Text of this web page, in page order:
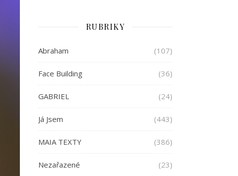
RUBRIKY
Abraham (107)
Face Building (36)
GABRIEL (24)
Já Jsem (443)
MAIA TEXTY (386)
Nezařazené (23)